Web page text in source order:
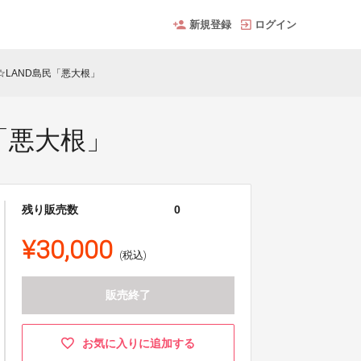
新規登録 ログイン
島民「悪大根」
大根」
残り販売数 0
¥30,000 (税込)
販売終了
お気に入りに追加する